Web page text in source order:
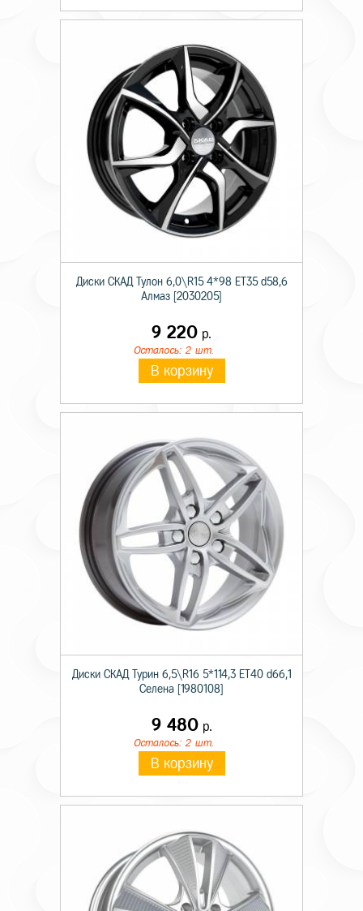
Диски СКАД Тулон 6,0\R15 4*98 ET35 d58,6
Алмаз [2030205]
9 220 р.
Осталось: 2 шт.
В корзину
Диски СКАД Турин 6,5\R16 5*114,3 ET40 d66,1
Селена [1980108]
9 480р.
Осталось: 2 шт.
В корзину